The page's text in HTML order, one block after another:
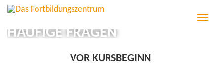
T
HÄUFIGE FRAGEN
VOR KURSBEGINN